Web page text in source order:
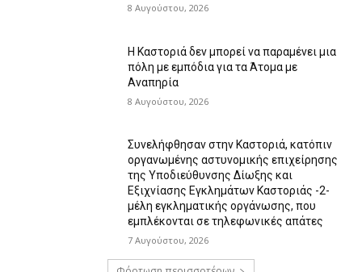
8 Αυγούστου, 2026
Η Καστοριά δεν μπορεί να παραμένει μια
πόλη με εμπόδια για τα Άτομα με
Αναπηρία
8 Αυγούστου, 2026
Συνελήφθησαν στην Καστοριά, κατόπιν
οργανωμένης αστυνομικής επιχείρησης
της Υποδιεύθυνσης Δίωξης και
Εξιχνίασης Εγκλημάτων Καστοριάς -2-
μέλη εγκληματικής οργάνωσης, που
εμπλέκονται σε τηλεφωνικές απάτες
7 Αυγούστου, 2026